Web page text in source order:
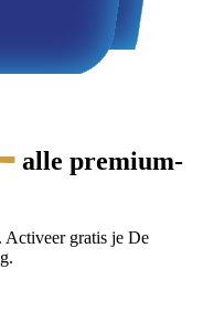
alle premium-
Activeer gratis je De